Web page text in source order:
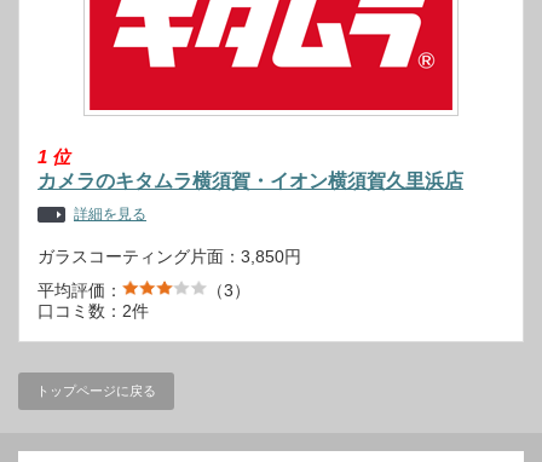
1 位
カメラのキタムラ横須賀・イオン横須賀久里浜店
詳細を見る
ガラスコーティング片面：3,850円
平均評価：
（3）
口コミ数：2件
トップページに戻る